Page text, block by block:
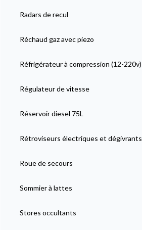
Radars de recul
Réchaud gaz avec piezo
Réfrigérateur à compression (12-220v)
Régulateur de vitesse
Réservoir diesel 75L
Rétroviseurs électriques et dégivrants
Roue de secours
Sommier à lattes
Stores occultants